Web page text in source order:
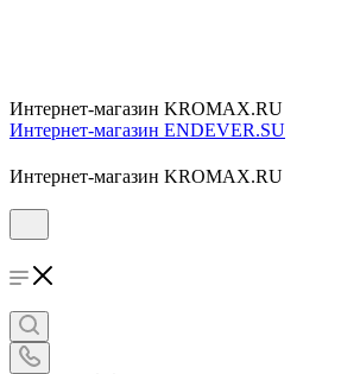
Интернет-магазин KROMAX.RU
Интернет-магазин ENDEVER.SU
Интернет-магазин KROMAX.RU